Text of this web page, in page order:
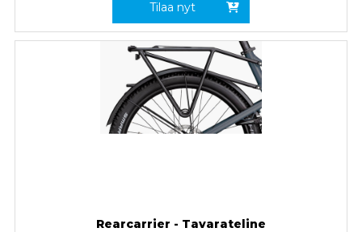
Tilaa nyt
Rearcarrier - Tavarateline